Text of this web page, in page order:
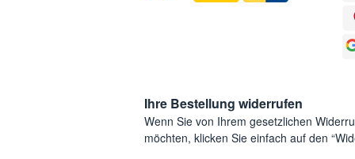
Ihre Bestellung widerrufen
Wenn Sie von Ihrem gesetzlichen
möchten, klicken Sie einfach auf den